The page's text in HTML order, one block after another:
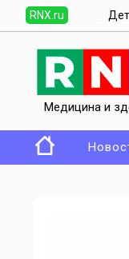
RNX.ru
Медицина и